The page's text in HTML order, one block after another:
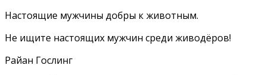
Настоящие мужчины добры к животным.
Не ищите настоящих мужчин среди живодёров!
Райан Гослинг